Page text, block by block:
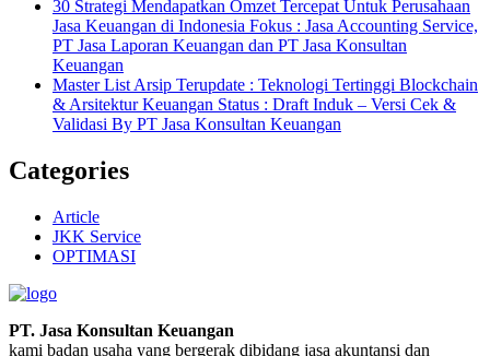
30 Strategi Mendapatkan Omzet Tercepat Untuk Perusahaan
Jasa Keuangan di Indonesia Fokus : Jasa Accounting Service,
PT Jasa Laporan Keuangan dan PT Jasa Konsultan
Keuangan
Master List Arsip Terupdate : Teknologi Tertinggi Blockchain
& Arsitektur Keuangan Status : Draft Induk – Versi Cek &
Validasi By PT Jasa Konsultan Keuangan
Categories
Article
JKK Service
OPTIMASI
PT. Jasa Konsultan Keuangan
kami badan usaha yang bergerak dibidang jasa akuntansi dan